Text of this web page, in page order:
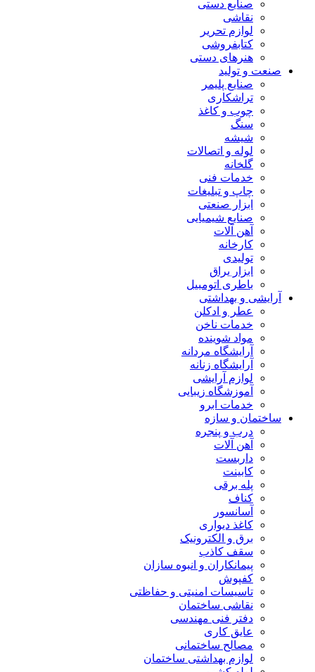
صنایع دستی
نقاشی
لوازم تحریر
کتابفروشی
هنرهای دستی
صنعت و تولید
صنایع پلیمر
تراشکاری
چوب و کاغذ
سنگ
شیشه
لوله و اتصالات
گلخانه
خدمات فنی
چاپ و تبلیغات
ابزار صنعتی
صنایع شیمیایی
آهن آلات
کارخانه
تولیدی
ابزار یراق
باطری اتومبیل
آرایشی و بهداشتی
عطر و ادکلن
خدمات ناخن
مواد شوینده
آرایشگاه مردانه
آرایشگاه زنانه
لوازم آرایشی
آموزشگاه زیبایی
خدمات ابرو
ساختمان و سازه
درب و پنجره
آهن آلات
داربست
کابینت
پله برقی
کناف
آسانسور
کاغذ دیواری
برق و الکترونیک
سقف کاذب
پیمانکاران و انبوه سازان
کفپوش
تاسیسات امنیتی و حفاظتی
نقاشی ساختمان
دفتر فنی مهندسی
عایق کاری
مصالح ساختمانی
لوازم بهداشتی ساختمان